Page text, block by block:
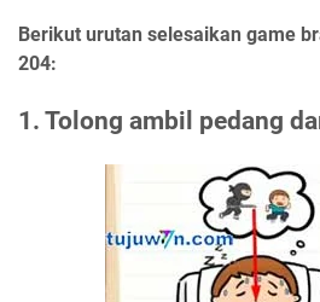
Berikut urutan selesaikan game
204:
1. Tolong ambil pedang